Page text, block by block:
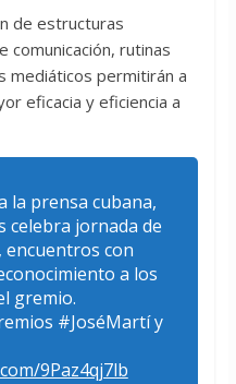
de estructuras
comunicación, rutinas
mediáticos permitirán a
eficacia y eficiencia a
la prensa cubana,
celebra jornada de
encuentros con
a los
gremio.
#JoséMartí y
9Paz4qj7lb